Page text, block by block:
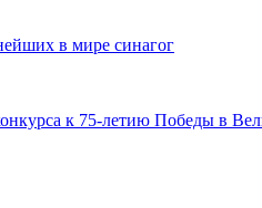
в мире синагог
к 75-летию Победы в